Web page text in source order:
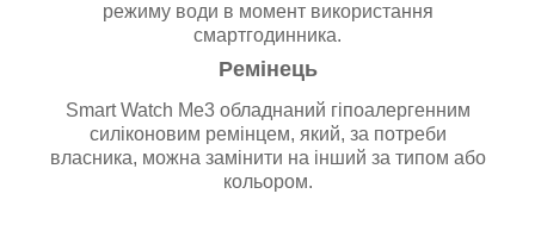
режиму води в момент використання
смартгодинника.
Ремінець
Smart Watch Me3 обладнаний гіпоалергенним
силіконовим ремінцем, який, за потреби
власника, можна замінити на інший за типом або
кольором.